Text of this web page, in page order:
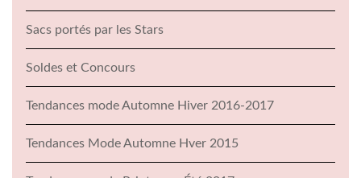
Sacs portés par les Stars
Soldes et Concours
Tendances mode Automne Hiver 2016-2017
Tendances Mode Automne Hver 2015